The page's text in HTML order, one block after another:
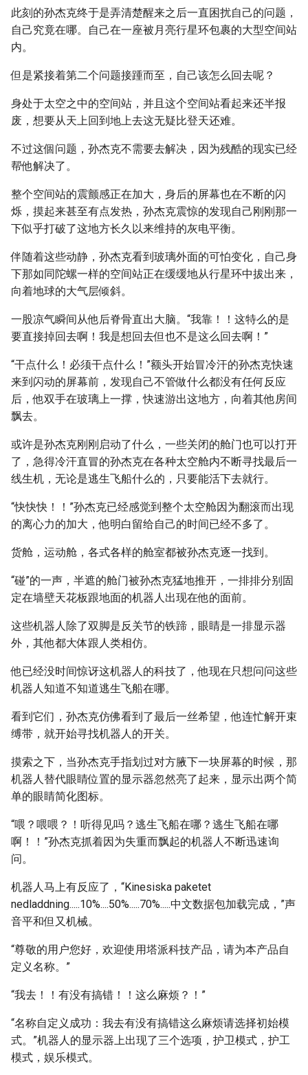
此刻的孙杰克终于是弄清楚醒来之后一直困扰自己的问题，
自己究竟在哪。自己在一座被月亮行星环包裹的大型空间站
内。
但是紧接着第二个问题接踵而至，自己该怎么回去呢？
身处于太空之中的空间站，并且这个空间站看起来还半报
废，想要从天上回到地上去这无疑比登天还难。
不过这個问题，孙杰克不需要去解决，因为残酷的现实已经
帮他解决了。
整个空间站的震颤感正在加大，身后的屏幕也在不断的闪
烁，摸起来甚至有点发热，孙杰克震惊的发现自己刚刚那一
下似乎打破了这地方长久以来维持的灰电平衡。
伴随着这些动静，孙杰克看到玻璃外面的可怕变化，自己身
下那如同陀螺一样的空间站正在缓缓地从行星环中拔出来，
向着地球的大气层倾斜。
一股凉气瞬间从他后脊骨直出大脑。“我靠！！这特么的是
要直接掉回去啊！我是想回去但也不是这么回去啊！”
“干点什么！必须干点什么！”额头开始冒冷汗的孙杰克快速
来到闪动的屏幕前，发现自己不管做什么都没有任何反应
后，他双手在玻璃上一撑，快速游出这地方，向着其他房间
飘去。
或许是孙杰克刚刚启动了什么，一些关闭的舱门也可以打开
了，急得冷汗直冒的孙杰克在各种太空舱内不断寻找最后一
线生机，无论是逃生飞船什么的，只要能活下去就行。
“快快快！！”孙杰克已经感觉到整个太空舱因为翻滚而出现
的离心力的加大，他明白留给自己的时间已经不多了。
货舱，运动舱，各式各样的舱室都被孙杰克逐一找到。
“碰”的一声，半遮的舱门被孙杰克猛地推开，一排排分别固
定在墙壁天花板跟地面的机器人出现在他的面前。
这些机器人除了双脚是反关节的铁蹄，眼睛是一排显示器
外，其他都大体跟人类相仿。
他已经没时间惊讶这机器人的科技了，他现在只想问问这些
机器人知道不知道逃生飞船在哪。
看到它们，孙杰克仿佛看到了最后一丝希望，他连忙解开束
缚带，就开始寻找机器人的开关。
摸索之下，当孙杰克手指划过对方腋下一块屏幕的时候，那
机器人替代眼睛位置的显示器忽然亮了起来，显示出两个简
单的眼睛简化图标。
“喂？喂喂？！听得见吗？逃生飞船在哪？逃生飞船在哪
啊！！”孙杰克抓着因为失重而飘起的机器人不断迅速询
问。
机器人马上有反应了，“Kinesiska paketet
nedladdning.....10%....50%.....70%.....中文数据包加载完成，”声
音平和但又机械。
“尊敬的用户您好，欢迎使用塔派科技产品，请为本产品自
定义名称。”
“我去！！有没有搞错！！这么麻烦？！”
“名称自定义成功：我去有没有搞错这么麻烦请选择初始模
式。”机器人的显示器上出现了三个选项，护卫模式，护工
模式，娱乐模式。